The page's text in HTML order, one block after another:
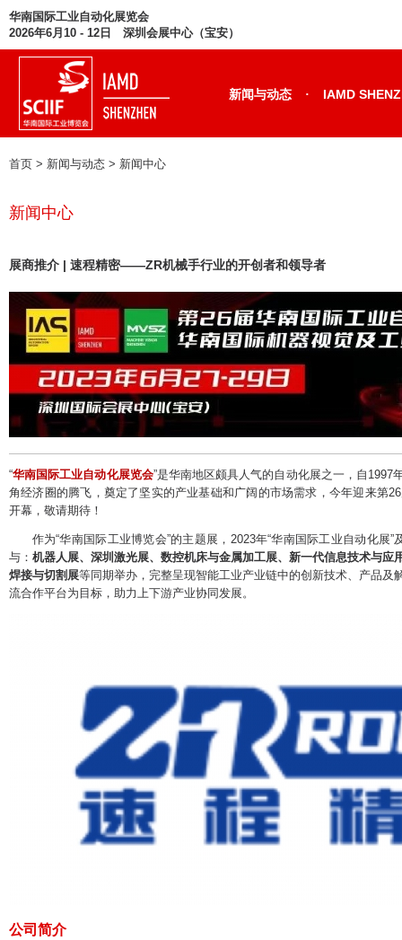
华南国际工业自动化展览会
2026年6月10 - 12日 深圳会展中心（宝安）
新闻与动态 · IAMD
首页 > 新闻与动态 > 新闻中心
新闻中心
展商推介 | 速程精密——ZR机械手行业的开创者和领导者
“华南国际工业自动化展览会”是华南地区颇具人气的自动化展之一，自1997
角经济圈的腾飞，奠定了坚实的产业基础和广阔的市场需求，今年迎来第
开幕，敬请期待！
作为“华南国际工业博览会”的主题展，2023年“华南国际工业自动化展”
与： 机器人展、深圳激光展、数控机床与金属加工展、新一代信息技术与应
焊接与切割展等同期举办，完整呈现智能工业产业链中的创新技术、产品及
流合作平台为目标，助力上下游产业协同发展。
公司简介